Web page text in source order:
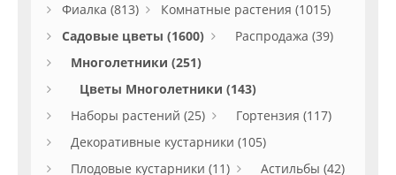
Фиалка (813)
Комнатные растения (1015)
Садовые цветы (1600)
Распродажа (39)
Многолетники (251)
Цветы Многолетники (143)
Наборы растений (25)
Гортензия (117)
Декоративные кустарники (105)
Плодовые кустарники (11)
Астильбы (42)